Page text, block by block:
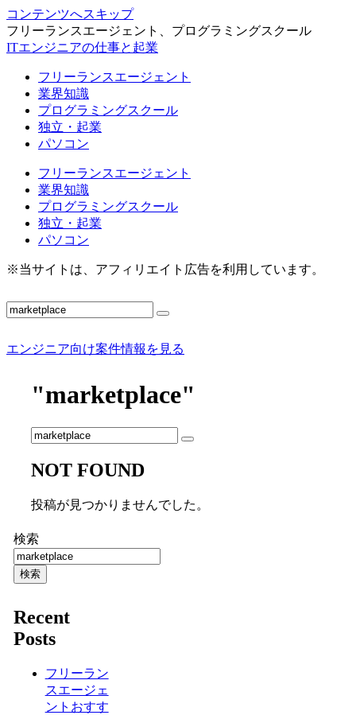
コンテンツへスキップ
フリーランスエージェント、プログラミングスクール
ITエンジニアの仕事と起業
フリーランスエージェント
業界知識
プログラミングスクール
独立・起業
パソコン
フリーランスエージェント
業界知識
プログラミングスクール
独立・起業
パソコン
※当サイトは、アフィリエイト広告を利用しています。
エンジニア向け案件情報を見る
"marketplace"
NOT FOUND
投稿が見つかりませんでした。
検索
検索
Recent
Posts
フリーラン
スエージェ
ントおすす